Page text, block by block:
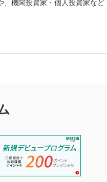
、機関投資家・個人投資家など